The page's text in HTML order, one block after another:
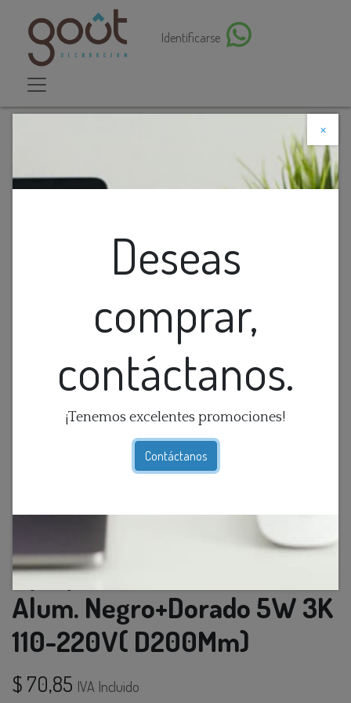
Identificarse
×
Deseas
comprar,
contáctanos.
¡Tenemos excelentes promociones!
Contáctanos
Descuento web
Aplique Pared Redondo Led Alum. Negro+Dorado
Aplique Pared Redondo Led
Alum. Negro+Dorado 5W 3K
110-220V( D200Mm)
$ 70,85 IVA Incluido